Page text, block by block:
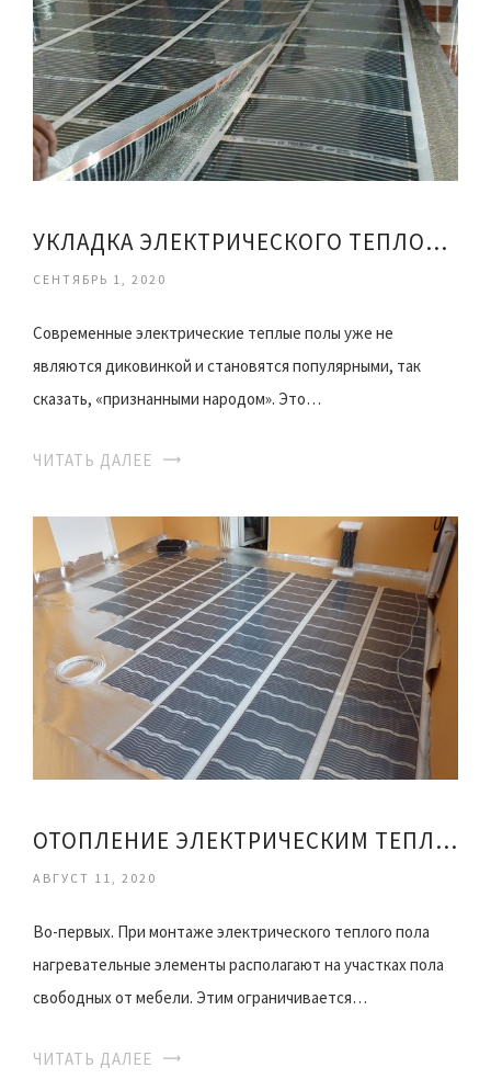
УКЛАДКА ЭЛЕКТРИЧЕСКОГО ТЕПЛОГО ПОЛА
СЕНТЯБРЬ 1, 2020
Современные электрические теплые полы уже не
являются диковинкой и становятся популярными, так
сказать, «признанными народом». Это…
ЧИТАТЬ ДАЛЕЕ
ОТОПЛЕНИЕ ЭЛЕКТРИЧЕСКИМ ТЕПЛЫМ ПОЛОМ
АВГУСТ 11, 2020
Во-первых. При монтаже электрического теплого пола
нагревательные элементы располагают на участках пола
свободных от мебели. Этим ограничивается…
ЧИТАТЬ ДАЛЕЕ